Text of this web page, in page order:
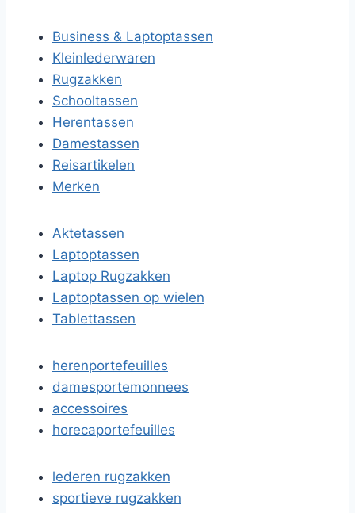
Business & Laptoptassen
Kleinlederwaren
Rugzakken
Schooltassen
Herentassen
Damestassen
Reisartikelen
Merken
Aktetassen
Laptoptassen
Laptop Rugzakken
Laptoptassen op wielen
Tablettassen
herenportefeuilles
damesportemonnees
accessoires
horecaportefeuilles
lederen rugzakken
sportieve rugzakken